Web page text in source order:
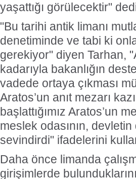
yaşattığı görülecektir"
"Bu tarihi antik limanı
denetiminde ve tabi ki
gerekiyor" diyen Tarhan,
kadarıyla bakanlığın
vadede ortaya çıkması
Aratos’un anıt mezarı
başlattığımız Aratos’un
meslek odasının,
sevindirdi" ifadelerini
Daha önce limanda
girişimlerde